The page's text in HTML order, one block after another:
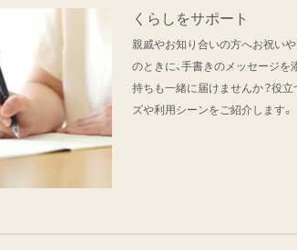
くらしをサポート
親戚やお知り合いの方へお祝い
のときに、手書きのメッセージを
持ちも一緒に届けませんか？役立
ズや利用シーンをご紹介します。